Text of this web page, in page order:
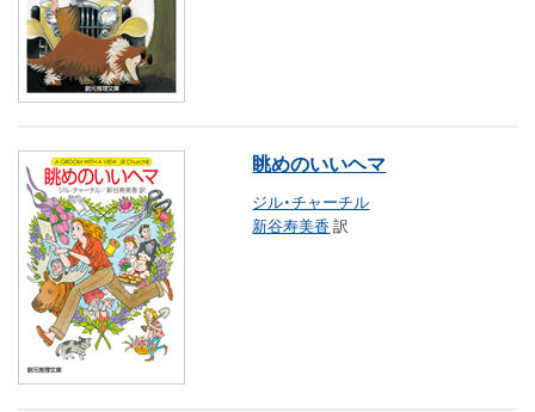
眺めのいいヘマ
ジル・チャーチル
新谷寿美香 訳